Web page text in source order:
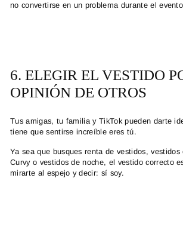
no convertirse en un problema durante el
6. ELEGIR EL VESTIDO
OPINIÓN DE OTROS
Tus amigas, tu familia y TikTok pueden darte
tiene que sentirse increíble eres tú.
Ya sea que busquesrenta de vestidos,vestidos
Curvyo vestidos de noche, el vestido correcto
mirarte al espejo y decir: sí soy.